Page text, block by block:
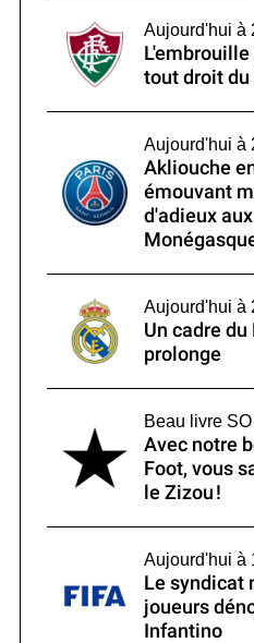
Aujourd'hui à
tout droit du
Aujourd'hui à
Akliouche
émouvant
d'adieux aux
Aujourd'hui à
Un cadre du
prolonge
Beau livre
Avec notre
Foot, vous
le Zizou !
Aujourd'hui à
Le syndicat
joueurs
Infantino